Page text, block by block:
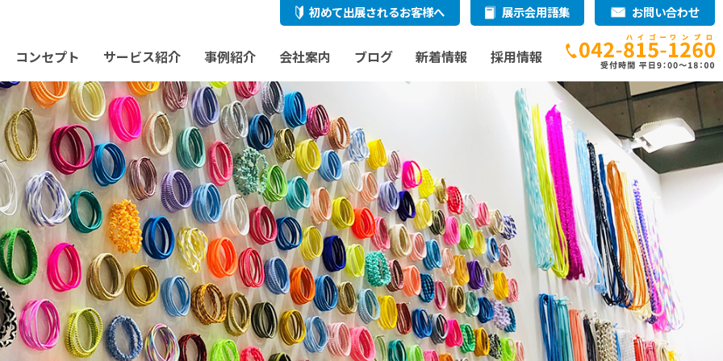
初めて出展されるお客様へ 展示会用語集 お問い合わせ
コンセプト サービス紹介 事例紹介 会社案内 ブログ 新着情報 採用情報